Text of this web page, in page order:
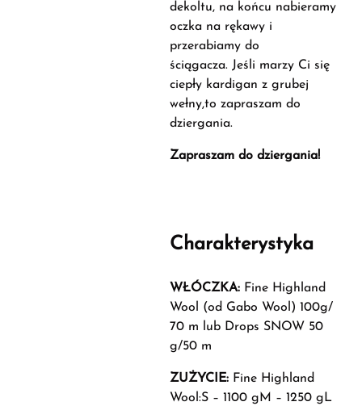
dekoltu, na końcu nabieramy
oczka na rękawy i
przerabiamy do
ściągacza. Jeśli marzy Ci się
ciepły kardigan z grubej
wełny,to zapraszam do
dziergania.
Zapraszam do dziergania!
Charakterystyka
WŁÓCZKA: Fine Highland
Wool (od Gabo Wool) 100g/
70 m lub Drops SNOW 50
g/50 m
ZUŻYCIE: Fine Highland
Wool:S – 1100 gM – 1250 gL